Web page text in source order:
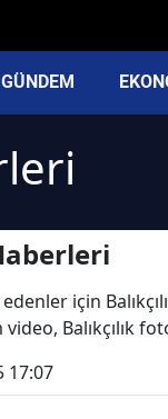
GÜNDEM
için
Balıkçılık
17:07